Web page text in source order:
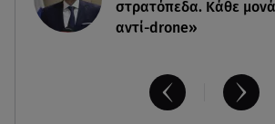
στρατόπεδα. Kάθε
αντί-drone»